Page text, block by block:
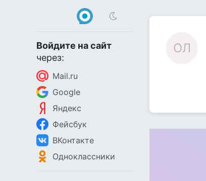
Войдите на сайт
через:
Mail.ru
Google
Яндекс
Фейсбук
ВКонтакте
Одноклассники
ОЛ